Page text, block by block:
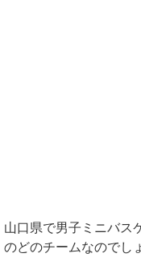
山口県で男子ミニバス
のどのチームなのでし